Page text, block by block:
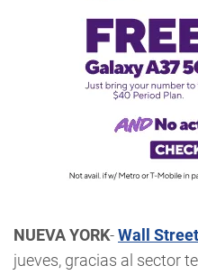
NUEVA YORK-Wall Street
jueves, gracias al sector